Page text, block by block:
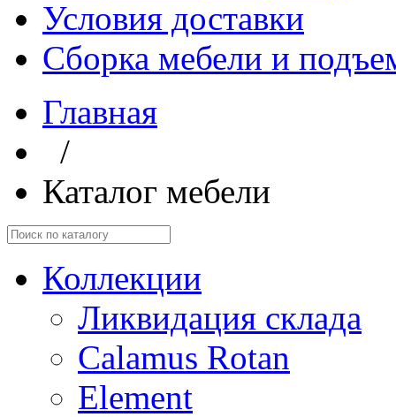
Условия доставки
Сборка мебели и
Главная
/
Каталог мебели
Коллекции
Ликвидация склада
Calamus Rotan
Element